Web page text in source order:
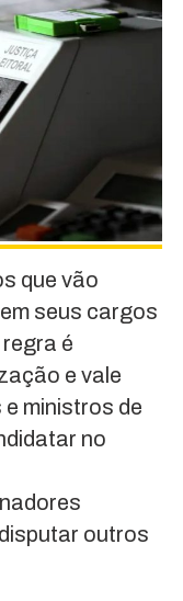
que vão
seus cargos
é
e vale
ministros de
no
outros